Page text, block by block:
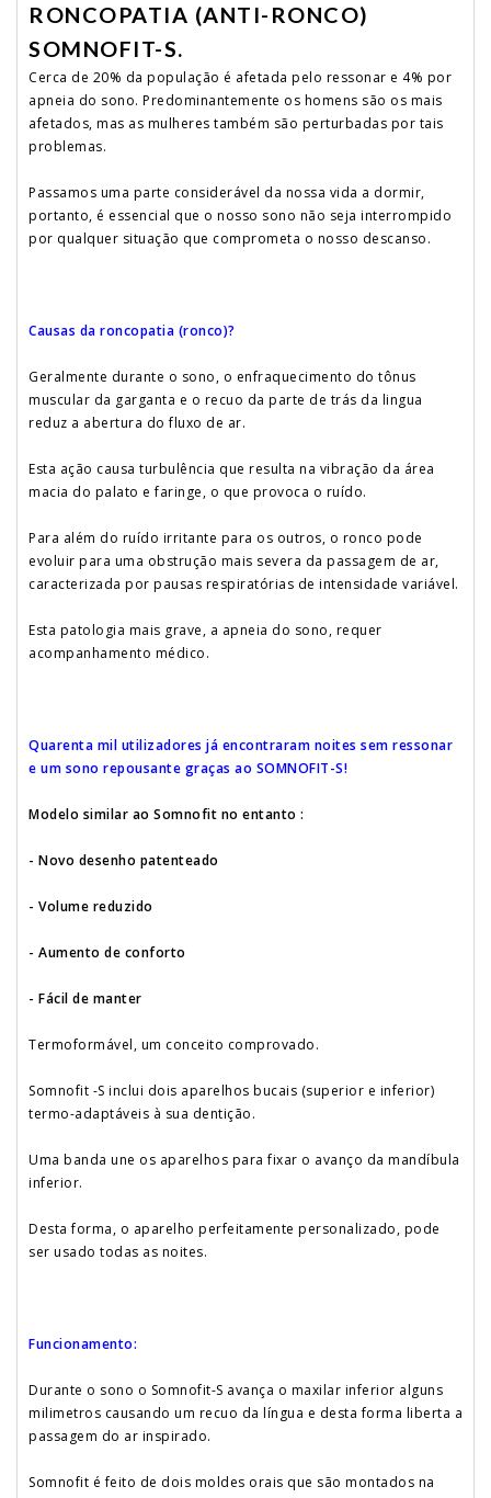
RONCOPATIA (ANTI-RONCO)
SOMNOFIT-S.
Cerca de 20% da população é afetada pelo ressonar e 4% por
apneia do sono. Predominantemente os homens são os mais
afetados, mas as mulheres também são perturbadas por tais
problemas.
Passamos uma parte considerável da nossa vida a dormir,
portanto, é essencial que o nosso sono não seja interrompido
por qualquer situação que comprometa o nosso descanso.
Causas da roncopatia (ronco)?
Geralmente durante o sono, o enfraquecimento do tônus
muscular da garganta e o recuo da parte de trás da lingua
reduz a abertura do fluxo de ar.
Esta ação causa turbulência que resulta na vibração da área
macia do palato e faringe, o que provoca o ruído.
Para além do ruído irritante para os outros, o ronco pode
evoluir para uma obstrução mais severa da passagem de ar,
caracterizada por pausas respiratórias de intensidade variável.
Esta patologia mais grave, a apneia do sono, requer
acompanhamento médico.
Quarenta mil utilizadores já encontraram noites sem ressonar
e um sono repousante graças ao SOMNOFIT-S!
Modelo similar ao Somnofit no entanto :
- Novo desenho patenteado
- Volume reduzido
- Aumento de conforto
- Fácil de manter
Termoformável, um conceito comprovado.
Somnofit -S inclui dois aparelhos bucais (superior e inferior)
termo-adaptáveis à sua dentição.
Uma banda une os aparelhos para fixar o avanço da mandíbula
inferior.
Desta forma, o aparelho perfeitamente personalizado, pode
ser usado todas as noites.
Funcionamento:
Durante o sono o Somnofit-S avança o maxilar inferior alguns
milimetros causando um recuo da língua e desta forma liberta a
passagem do ar inspirado.
Somnofit é feito de dois moldes orais que são montados na